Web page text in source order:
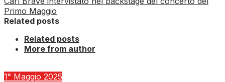
Primo Maggio
Related posts
Related posts
More from author
1° Maggio 2025